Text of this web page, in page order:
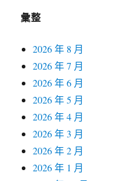
彙整
2026 年 8 月
2026 年 7 月
2026 年 6 月
2026 年 5 月
2026 年 4 月
2026 年 3 月
2026 年 2 月
2026 年 1 月